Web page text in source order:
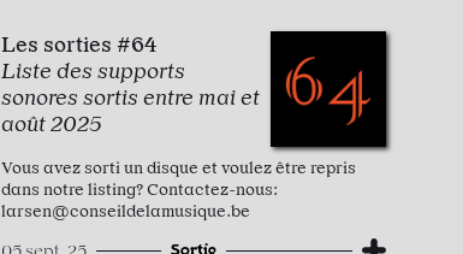
Les sorties #64
Liste des supports
sonores sortis entre mai et
août 2025
Vous avez sorti un disque et voulez être repris
dans notre listing? Contactez-nous:
larsen@conseildelamusique.be
Sortie